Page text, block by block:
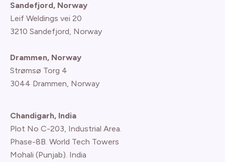
Sandefjord, Norway
Leif Weldings vei 20
3210 Sandefjord, Norway
Drammen, Norway
Strømsø Torg 4
3044 Drammen, Norway
Chandigarh, India
Plot No C-203, Industrial Area.
Phase-8B. World Tech Towers
Mohali (Punjab). India